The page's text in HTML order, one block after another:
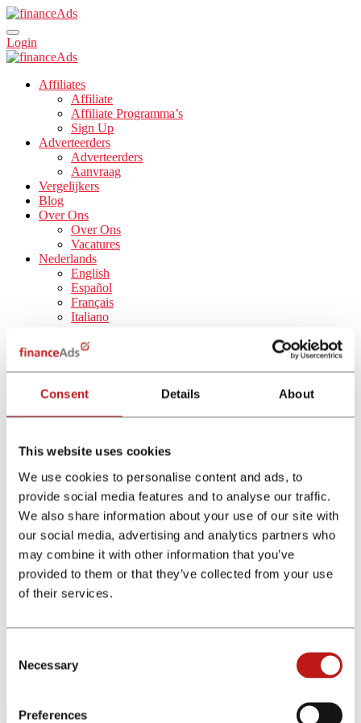
Consent Details About
This website uses cookies
We use cookies to personalise content and ads, to
provide social media features and to analyse our traffic.
We also share information about your use of our site with
our social media, advertising and analytics partners who
may combine it with other information that you’ve
provided to them or that they’ve collected from your use
of their services.
Selection
Necessary
Preferences
Login
Affiliates
Affiliate
Affiliate Programma’s
Sign Up
Adverteerders
Adverteerders
Aanvraag
Vergelijkers
Blog
Over Ons
Over Ons
Vacatures
Nederlands
English
Español
Français
Italiano
Kategorie : Uncategorized
Archives
Nieuwe berichten
De 5 beste strategieën om geld te verdienen met een website
in 2023
Hoe zijn SEO en affiliate marketing verwant?
Verschillen tussen Sponsoring en Affiliate Marketing
Influencer marketing in de financiële sector
Financiële marketing: doeltreffende strategieën
Succes vieren: financeAds International op de shortlist voor
Performance Marketing Award 2023